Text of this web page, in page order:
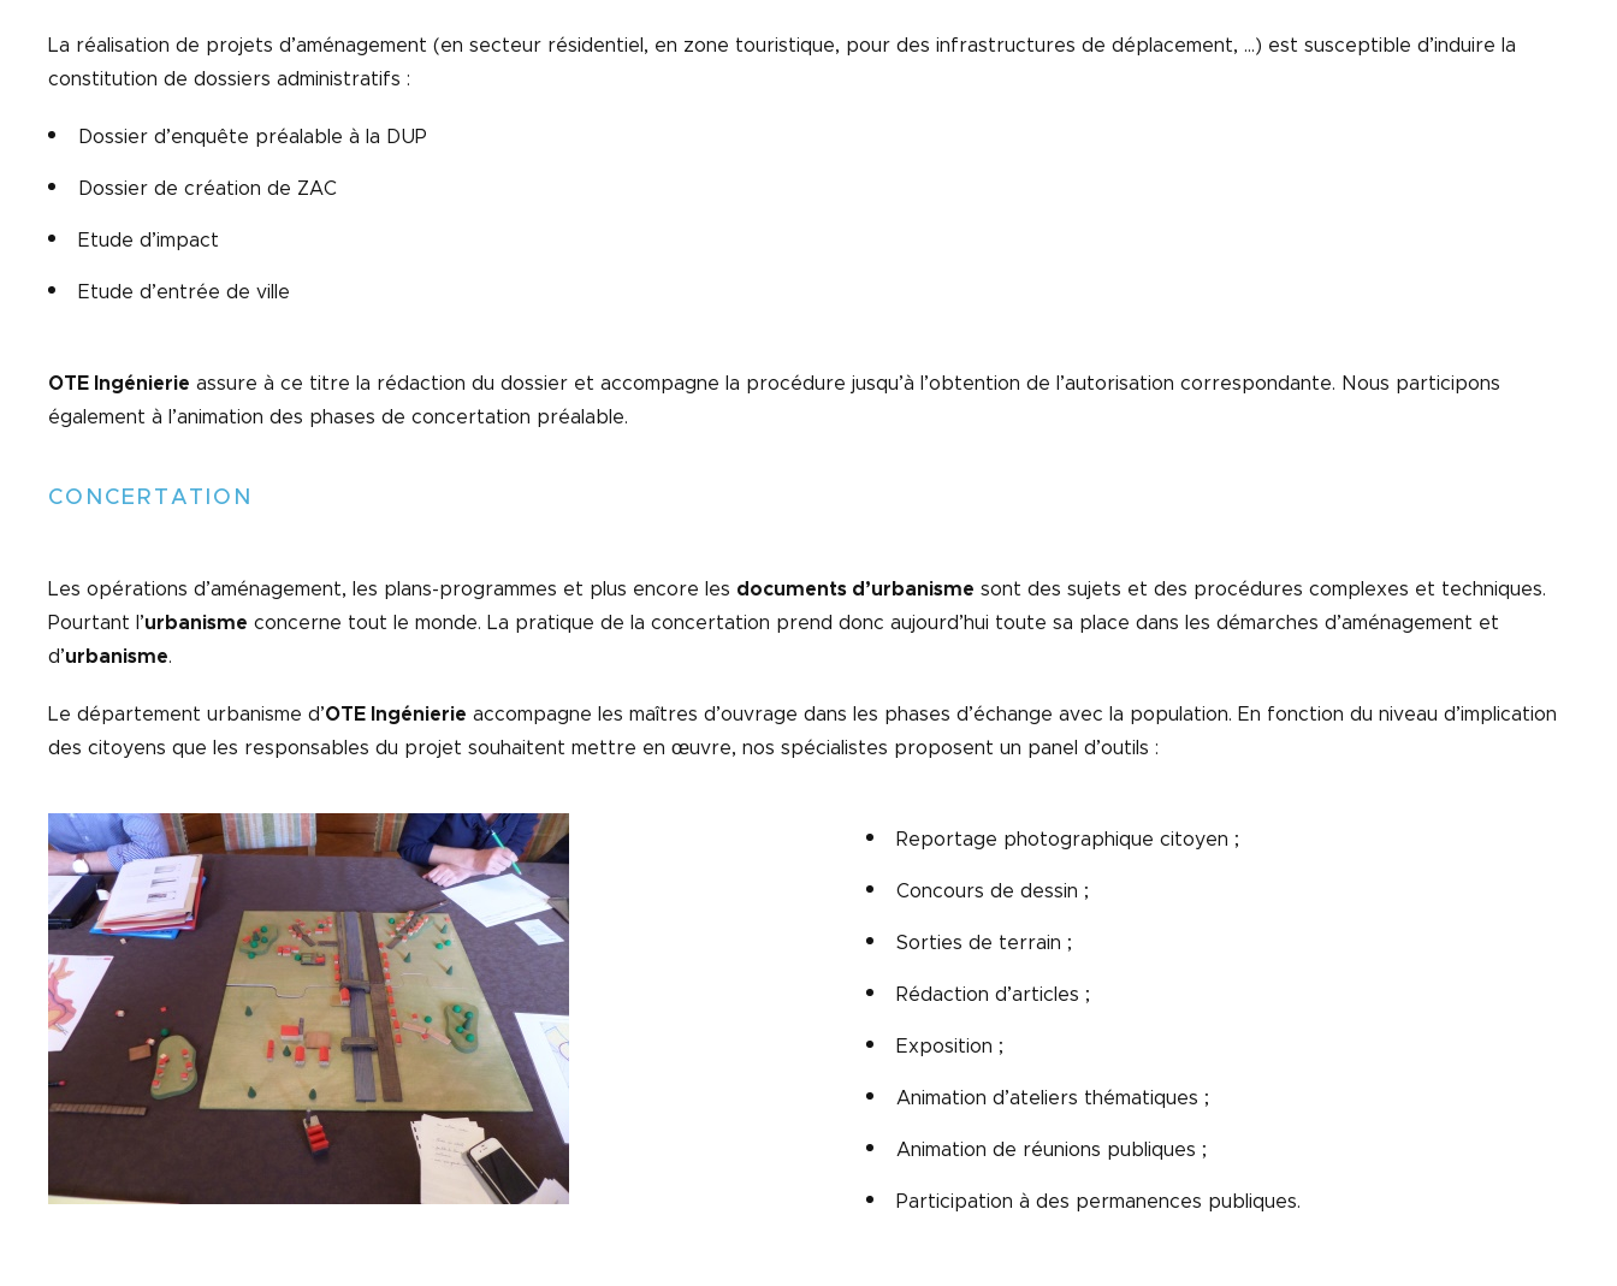
La réalisation de projets d’aménagement (en secteur résidentiel, en zone touristique, pour des infrastructures de déplacement, …) est susceptible d’induire la
constitution de dossiers administratifs :
Dossier d’enquête préalable à la DUP
Dossier de création de ZAC
Etude d’impact
Etude d’entrée de ville
OTE Ingénierie assure à ce titre la rédaction du dossier et accompagne la procédure jusqu’à l’obtention de l’autorisation correspondante. Nous participons
également à l’animation des phases de concertation préalable.
CONCERTATION
Les opérations d’aménagement, les plans-programmes et plus encore les documents d’urbanisme sont des sujets et des procédures complexes et techniques.
Pourtant l’urbanisme concerne tout le monde. La pratique de la concertation prend donc aujourd’hui toute sa place dans les démarches d’aménagement et
d’urbanisme.
Le département urbanisme d’OTE Ingénierie accompagne les maîtres d’ouvrage dans les phases d’échange avec la population. En fonction du niveau d’implication
des citoyens que les responsables du projet souhaitent mettre en œuvre, nos spécialistes proposent un panel d’outils :
Reportage photographique citoyen ;
Concours de dessin ;
Sorties de terrain ;
Rédaction d’articles ;
Exposition ;
Animation d’ateliers thématiques ;
Animation de réunions publiques ;
Participation à des permanences publiques.